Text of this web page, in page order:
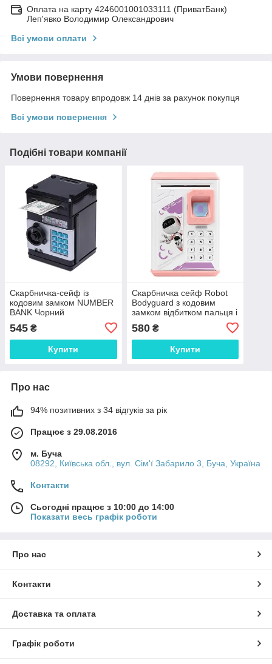
Оплата на карту 4246001001033111 (ПриватБанк)
Леп'явко Володимир Олександрович
Всі умови оплати
Умови повернення
Повернення товару впродовж 14 днів за рахунок покупця
Всі умови повернення
Подібні товари компанії
Скарбничка-сейф із
кодовим замком NUMBER
BANK Чорний
545 ₴
Купити
Скарбничка сейф Robot
Bodyguard з кодовим
замком відбитком пальця і
рожевий
580₴
Купити
Про нас
94% позитивних з 34 відгуків за рік
Працює з 29.08.2016
м. Буча
08292, Київська обл., вул. Сім'ї Забарило 3, Буча, Україна
Контакти
Сьогодні працює з 10:00 до 14:00
Показати весь графік роботи
Про нас
Контакти
Доставка та оплата
Графік роботи